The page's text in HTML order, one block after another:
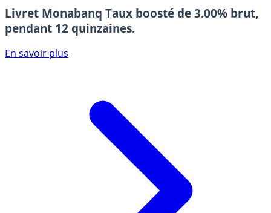
Livret Monabanq Taux boosté de 3.00% brut,
pendant 12 quinzaines.
En savoir plus